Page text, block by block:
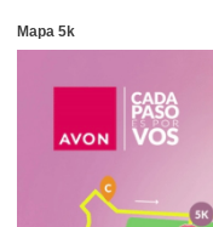
Mapa 5k